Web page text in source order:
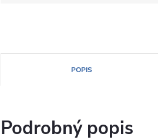
POPIS
Podrobný popis